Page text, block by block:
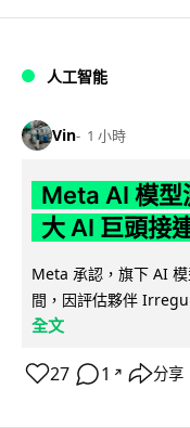
人工智能
Vin 1 小時
Meta AI 模型
大 AI 巨頭接
Meta 承認，旗下 AI
間，因評估夥伴
全文
27 1 ↗ 分享